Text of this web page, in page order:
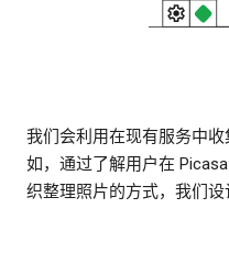
我们会利用在现有服务中
如，通过了解用户在
织整理照片的方式，我们设